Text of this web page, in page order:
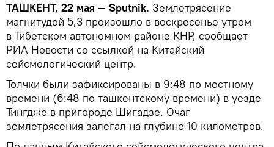
ТАШКЕНТ, 22 мая — Sputnik. Землетрясение
магнитудой 5,3 произошло в воскресенье утром
в Тибетском автономном районе КНР, сообщает
РИА Новости со ссылкой на Китайский
сейсмологический центр.
Толчки были зафиксированы в 9:48 по местному
времени (6:48 по ташкентскому времени) в уезде
Тингдже в пригороде Шигадзе. Очаг
землетрясения залегал на глубине 10 километров.